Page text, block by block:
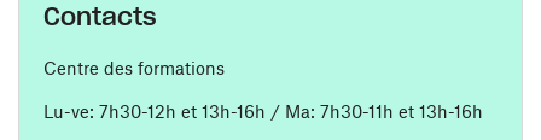
Contacts
Centre des formations
Lu-ve: 7h30-12h et 13h-16h / Ma: 7h30-11h et 13h-16h